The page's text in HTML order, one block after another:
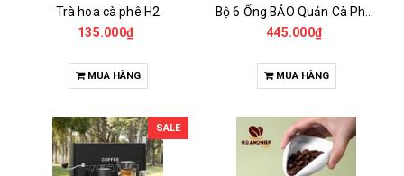
Trà hoa cà phê H2
135.000₫
MUA HÀNG
445.000₫
MUA HÀNG
SALE